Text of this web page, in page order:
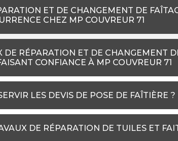
ET DE CHANGEMENT DE
CHEZ MP COUVREUR 71
DE RÉPARATION ET DE CHANGEMENT
CONFIANCE À MP COUVREUR 71
LES DEVIS DE POSE DE FAÎTIÈRE ?
DE RÉPARATION DE TUILES ET